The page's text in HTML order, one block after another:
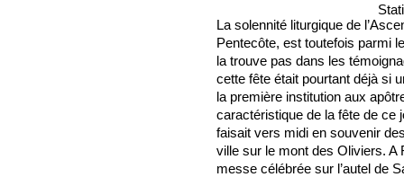
La solennité liturgique de
Pentecôte, est toutefois parmi
la trouve pas dans les
cette fête était pourtant déjà si
la première institution aux
caractéristique de la fête de ce
faisait vers midi en souvenir
ville sur le mont des Oliviers.
messe célébrée sur l’autel de